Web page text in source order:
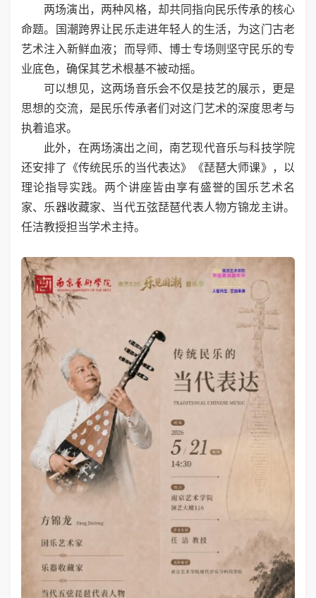
两场演出，两种风格，却共同指向民乐传承的核心
命题。国潮跨界让民乐走进年轻人的生活，为这门古老
艺术注入新鲜血液；而导师、博士专场则坚守民乐的专
业底色，确保其艺术根基不被动摇。
可以想见，这两场音乐会不仅是技艺的展示，更是
思想的交流，是民乐传承者们对这门艺术的深度思考与
执着追求。
此外，在两场演出之间，南艺现代音乐与科技学院
还安排了《传统民乐的当代表达》《琵琶大师课》，以
理论指导实践。两个讲座皆由享有盛誉的国乐艺术名
家、乐器收藏家、当代五弦琵琶代表人物方锦龙主讲。
任洁教授担当学术主持。